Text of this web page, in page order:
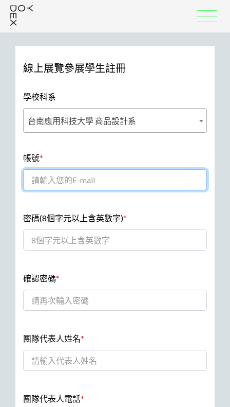
線上展覽參展學生註冊
學校科系
台南應用科技大學 商品設計系
帳號*
密碼(最少8個字元)
(8個字元以上含英數字)*
確認密碼(最少8個字元,需與密碼相同)
*
團隊代表人姓名*
團隊代表人電話*